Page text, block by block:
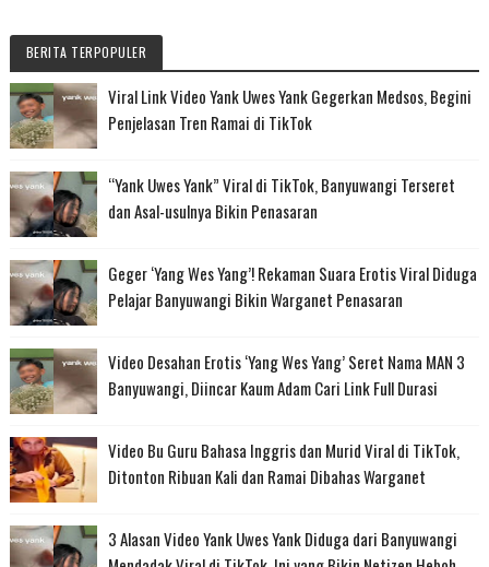
BERITA TERPOPULER
Viral Link Video Yank Uwes Yank Gegerkan Medsos, Begini
Penjelasan Tren Ramai di TikTok
“Yank Uwes Yank” Viral di TikTok, Banyuwangi Terseret
dan Asal-usulnya Bikin Penasaran
Geger ‘Yang Wes Yang’! Rekaman Suara Erotis Viral Diduga
Pelajar Banyuwangi Bikin Warganet Penasaran
Video Desahan Erotis ‘Yang Wes Yang’ Seret Nama MAN 3
Banyuwangi, Diincar Kaum Adam Cari Link Full Durasi
Video Bu Guru Bahasa Inggris dan Murid Viral di TikTok,
Ditonton Ribuan Kali dan Ramai Dibahas Warganet
3 Alasan Video Yank Uwes Yank Diduga dari Banyuwangi